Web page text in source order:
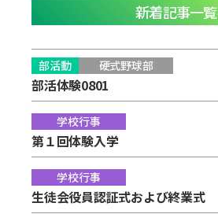
新着記事一覧
部活動 硬式野球部
部活体験0801
学校行事
第１回体験入学
学校行事
生徒会役員認証式および終業式